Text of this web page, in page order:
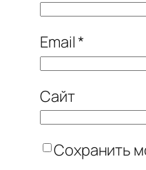
Email*
Сайт
Сохранить